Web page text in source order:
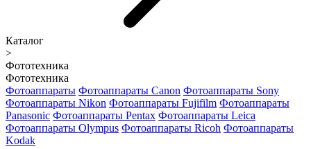
Каталог
>
Фототехника
Фототехника
Фотоаппараты Фотоаппараты Canon Фотоаппараты Sony
Фотоаппараты Nikon Фотоаппараты Fujifilm Фотоаппараты
Panasonic Фотоаппараты Pentax Фотоаппараты Leica
Фотоаппараты Olympus Фотоаппараты Ricoh Фотоаппараты
Kodak